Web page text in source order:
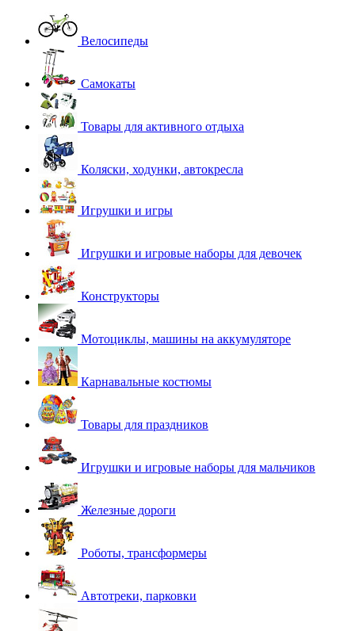
Велосипеды
Самокаты
Товары для активного отдыха
Коляски, ходунки, автокресла
Игрушки и игры
Игрушки и игровые наборы для девочек
Конструкторы
Мотоциклы, машины на аккумуляторе
Карнавальные костюмы
Товары для праздников
Игрушки и игровые наборы для мальчиков
Железные дороги
Роботы, трансформеры
Автотреки, парковки